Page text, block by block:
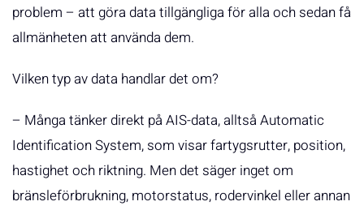
problem – att göra data tillgängliga för alla och sedan få
allmänheten att använda dem.
Vilken typ av data handlar det om?
– Många tänker direkt på AIS-data, alltså Automatic
Identification System, som visar fartygsrutter, position,
hastighet och riktning. Men det säger inget om
bränsleförbrukning, motorstatus, rodervinkel eller annan